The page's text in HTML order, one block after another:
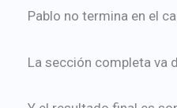
Pablo no termina en el
La sección completa va